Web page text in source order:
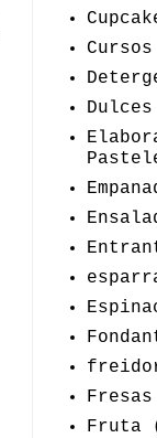
Cursos
Dulces
Fresas
Fruta